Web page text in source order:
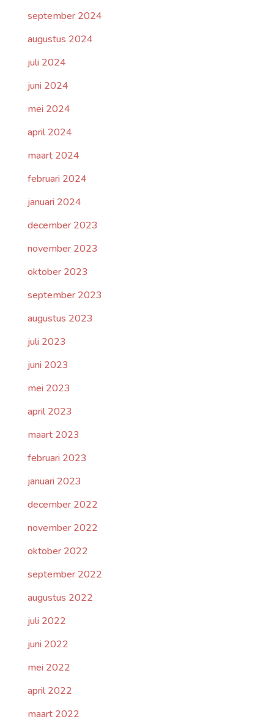
september 2024
augustus 2024
juli 2024
juni 2024
mei 2024
april 2024
maart 2024
februari 2024
januari 2024
december 2023
november 2023
oktober 2023
september 2023
augustus 2023
juli 2023
juni 2023
mei 2023
april 2023
maart 2023
februari 2023
januari 2023
december 2022
november 2022
oktober 2022
september 2022
augustus 2022
juli 2022
juni 2022
mei 2022
april 2022
maart 2022